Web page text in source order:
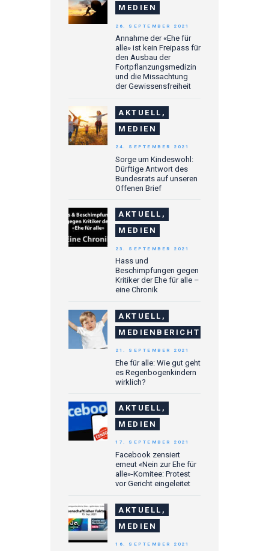
MEDIEN
Annahme der «Ehe für
alle» ist kein Freipass für
den Ausbau der
Fortpflanzungsmedizin
und die Missachtung
der Gewissensfreiheit
26. SEPTEMBER 2021
AKTUELL,
MEDIEN
Sorge um Kindeswohl:
Dürftige Antwort des
Bundesrats auf unseren
Offenen Brief
24. SEPTEMBER 2021
AKTUELL,
MEDIEN
Hass und
Beschimpfungen gegen
Kritiker der Ehe für alle –
eine Chronik
23. SEPTEMBER 2021
AKTUELL,
MEDIENBERICHTE
Ehe für alle: Wie gut geht
es Regenbogenkindern
wirklich?
21. SEPTEMBER 2021
AKTUELL,
MEDIEN
Facebook zensiert
erneut «Nein zur Ehe für
alle»-Komitee: Protest
vor Gericht eingeleitet
17. SEPTEMBER 2021
AKTUELL,
MEDIEN
16. SEPTEMBER 2021